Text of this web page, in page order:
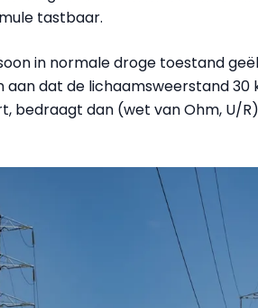
tastbaar.
in normale droge toestand
aan dat de lichaamsweerstand
bedraagt dan (wet van Ohm, U/